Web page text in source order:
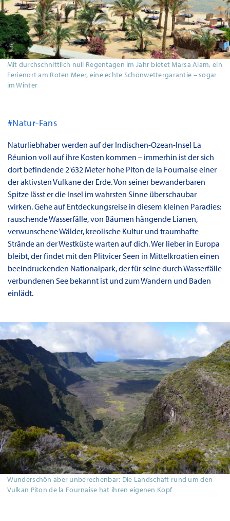
Mit durchschnittlich null Regentagen im Jahr bietet Marsa Alam, ein
Ferienort am Roten Meer, eine echte Schönwettergarantie – sogar
im Winter
#Natur-Fans
Naturliebhaber werden auf der Indischen-Ozean-Insel La
Réunion voll auf ihre Kosten kommen – immerhin ist der sich
dort befindende 2'632 Meter hohe Piton de la Fournaise einer
der aktivsten Vulkane der Erde. Von seiner bewanderbaren
Spitze lässt er die Insel im wahrsten Sinne überschaubar
wirken. Gehe auf Entdeckungsreise in diesem kleinen Paradies:
rauschende Wasserfälle, von Bäumen hängende Lianen,
verwunschene Wälder, kreolische Kultur und traumhafte
Strände an der Westküste warten auf dich. Wer lieber in Europa
bleibt, der findet mit den Plitvicer Seen in Mittelkroatien einen
beeindruckenden Nationalpark, der für seine durch Wasserfälle
verbundenen See bekannt ist und zum Wandern und Baden
einlädt.
Wunderschön aber unberechenbar: Die Landschaft rund um den
Vulkan Piton de la Fournaise hat ihren eigenen Kopf